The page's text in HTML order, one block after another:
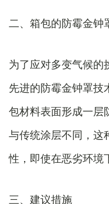
二、箱包的防霉金钟
为了应对多变气候的
先进的防霉金钟罩技
包材料表面形成一层
与传统涂层不同，这
性，即使在恶劣环境
三、建议措施